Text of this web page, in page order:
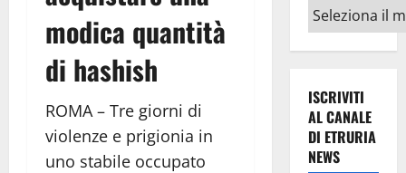
modica quantità
di hashish
ROMA – Tre giorni di
violenze e prigionia in
uno stabile occupato
Archivi
ISCRIVITI
AL CANALE
DI ETRURIA
NEWS